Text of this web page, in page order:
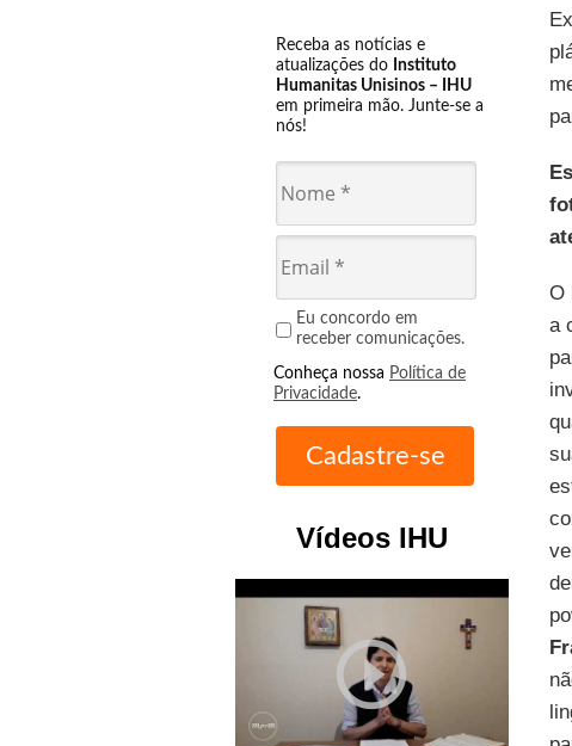
Receba as notícias e
atualizações do Instituto
Humanitas Unisinos – IHU
em primeira mão. Junte-se a
nós!
Eu concordo em
receber comunicações.
Conheça nossa Política de
Privacidade.
Vídeos IHU
play_circle_outline
O
a